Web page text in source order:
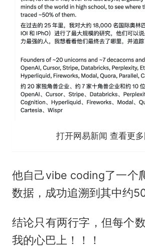
打开网易新闻 查看更
他自己vibe coding了一个
数据，成功追溯到其中约
结论只有两行字，但每个
我的心巴上！！！